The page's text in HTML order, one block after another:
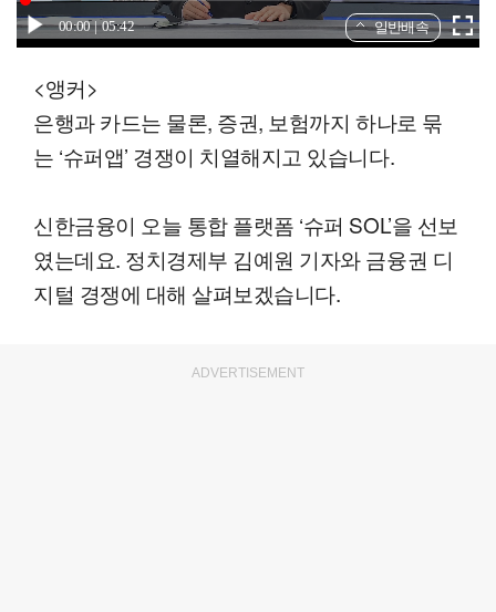
00:00 05:42 일반배속
<앵커>
은행과 카드는 물론, 증권, 보험까지 하나로 묶
는 ‘슈퍼앱’ 경쟁이 치열해지고 있습니다.
신한금융이 오늘 통합 플랫폼 ‘슈퍼 SOL’을 선보
였는데요. 정치경제부 김예원 기자와 금융권 디
지털 경쟁에 대해 살펴보겠습니다.
ADVERTISEMENT